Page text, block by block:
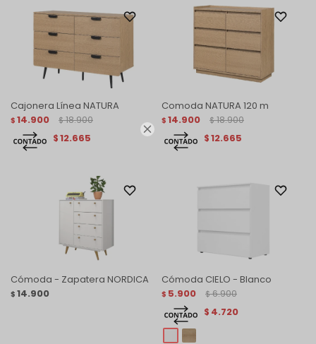

Cajonera Línea NATURA
$ 14.900 $ 18.900
$12.665
Comoda NATURA 120 m
$ 14.900 $ 18.900
$12.665
Cómoda - Zapatera NORDICA
$ 14.900
Cómoda CIELO - Blanco
$ 5.900 $ 6.900
$ 4.720